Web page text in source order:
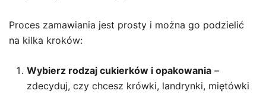
Proces zamawiania jest prosty i można go podzielić
na kilka kroków:
Wybierz rodzaj cukierków i opakowania –
zdecyduj, czy chcesz krówki, landrynki, miętówki